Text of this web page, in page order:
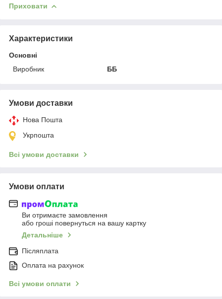
Приховати
Характеристики
Основні
Виробник
ББ
Умови доставки
Нова Пошта
Укрпошта
Всі умови доставки
Умови оплати
Ви отримаєте замовлення
або гроші повернуться на вашу картку
Детальніше
Післяплата
Оплата на рахунок
Всі умови оплати